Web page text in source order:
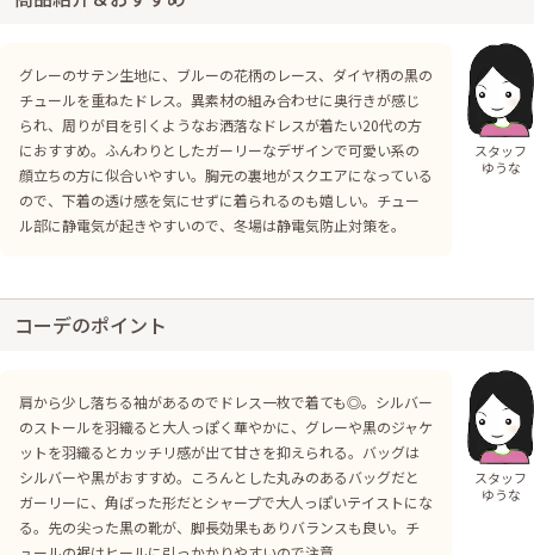
グレーのサテン生地に、ブルーの花柄のレース、ダイヤ柄の黒の
チュールを重ねたドレス。異素材の組み合わせに奥行きが感じ
られ、周りが目を引くようなお洒落なドレスが着たい20代の方
におすすめ。ふんわりとしたガーリーなデザインで可愛い系の
顔立ちの方に似合いやすい。胸元の裏地がスクエアになっている
ので、下着の透け感を気にせずに着られるのも嬉しい。チュー
ル部に静電気が起きやすいので、冬場は静電気防止対策を。
スタッフ
ゆうな
コーデのポイント
肩から少し落ちる袖があるのでドレス一枚で着ても◎。シルバー
のストールを羽織ると大人っぽく華やかに、グレーや黒のジャケ
ットを羽織るとカッチリ感が出て甘さを抑えられる。バッグは
シルバーや黒がおすすめ。ころんとした丸みのあるバッグだと
ガーリーに、角ばった形だとシャープで大人っぽいテイストにな
る。先の尖った黒の靴が、脚長効果もありバランスも良い。チ
スタッフ
ゆうな